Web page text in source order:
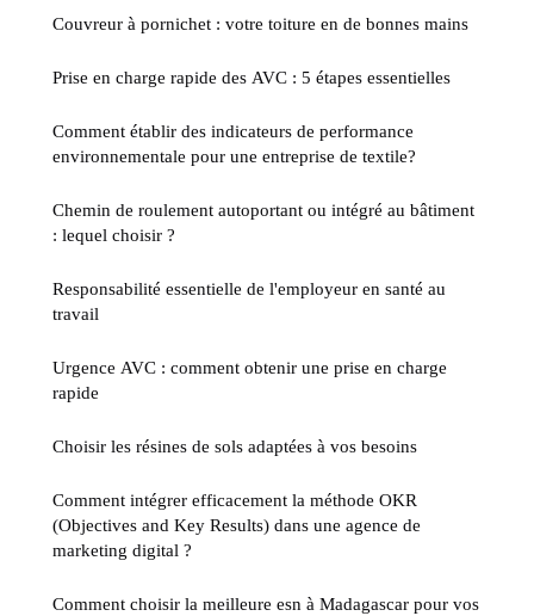
Couvreur à pornichet : votre toiture en de bonnes mains
Prise en charge rapide des AVC : 5 étapes essentielles
Comment établir des indicateurs de performance
environnementale pour une entreprise de textile?
Chemin de roulement autoportant ou intégré au bâtiment
: lequel choisir ?
Responsabilité essentielle de l'employeur en santé au
travail
Urgence AVC : comment obtenir une prise en charge
rapide
Choisir les résines de sols adaptées à vos besoins
Comment intégrer efficacement la méthode OKR
(Objectives and Key Results) dans une agence de
marketing digital ?
Comment choisir la meilleure esn à Madagascar pour vos